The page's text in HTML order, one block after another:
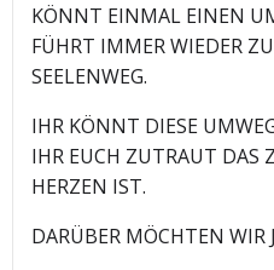
KÖNNT EINMAL EINEN
FÜHRT IMMER WIEDER
SEELENWEG.
IHR KÖNNT DIESE
IHR EUCH ZUTRAUT DAS
HERZEN IST.
DARÜBER MÖCHTEN WIR